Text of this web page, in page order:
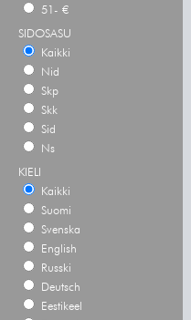
51- €
SIDOSASU
Kaikki
Nid
Skp
Skk
Sid
Ns
KIELI
Kaikki
Suomi
Svenska
English
Russki
Deutsch
Eestikeel